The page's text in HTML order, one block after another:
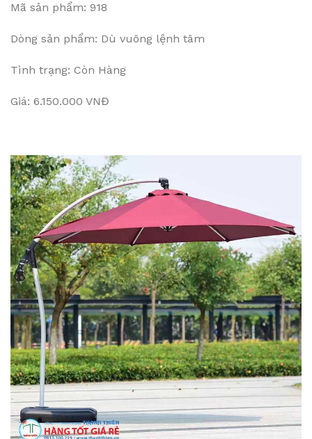
Mã sản phẩm: 918
Dòng sản phẩm: Dù vuông lệnh tâm
Tình trạng: Còn Hàng
Giá: 6.150.000 VNĐ